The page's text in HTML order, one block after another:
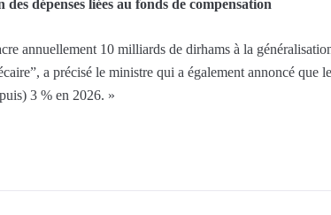
dépenses liées au fonds de compensation
annuellement 10 milliards de dirhams à la
a précisé le ministre qui a également annoncé
​​3 % en 2026. »